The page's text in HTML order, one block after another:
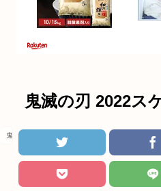
鬼滅の刃 2022ス
鬼滅の刃